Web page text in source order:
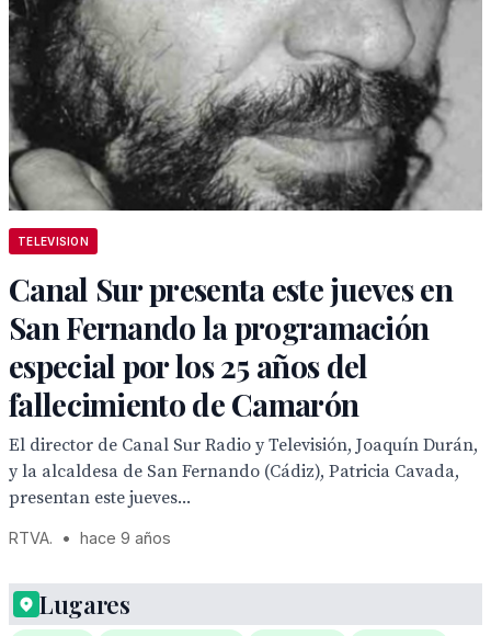
TELEVISION
Canal Sur presenta este jueves en
San Fernando la programación
especial por los 25 años del
fallecimiento de Camarón
El director de Canal Sur Radio y Televisión, Joaquín Durán,
y la alcaldesa de San Fernando (Cádiz), Patricia Cavada,
presentan este jueves...
RTVA. • hace 9 años
Lugares